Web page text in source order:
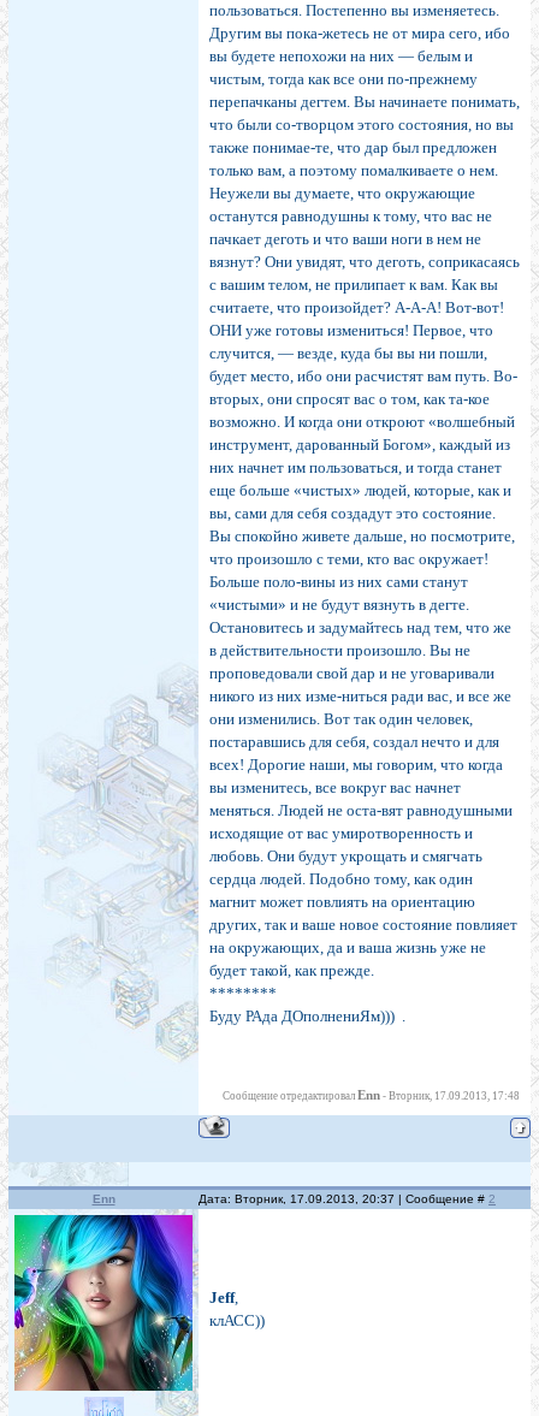
пользоваться. Постепенно вы изменяетесь.
Другим вы пока-жетесь не от мира сего, ибо
вы будете непохожи на них — белым и
чистым, тогда как все они по-прежнему
перепачканы дегтем. Вы начинаете понимать,
что были со-творцом этого состояния, но вы
также понимае-те, что дар был предложен
только вам, а поэтому помалкиваете о нем.
Неужели вы думаете, что окружающие
останутся равнодушны к тому, что вас не
пачкает деготь и что ваши ноги в нем не
вязнут? Они увидят, что деготь, соприкасаясь
с вашим телом, не прилипает к вам. Как вы
считаете, что произойдет? А-А-А! Вот-вот!
ОНИ уже готовы измениться! Первое, что
случится, — везде, куда бы вы ни пошли,
будет место, ибо они расчистят вам путь. Во-
вторых, они спросят вас о том, как та-кое
возможно. И когда они откроют «волшебный
инструмент, дарованный Богом», каждый из
них начнет им пользоваться, и тогда станет
еще больше «чистых» людей, которые, как и
вы, сами для себя создадут это состояние.
Вы спокойно живете дальше, но посмотрите,
что произошло с теми, кто вас окружает!
Больше поло-вины из них сами станут
«чистыми» и не будут вязнуть в дегте.
Остановитесь и задумайтесь над тем, что же
в действительности произошло. Вы не
проповедовали свой дар и не уговаривали
никого из них изме-ниться ради вас, и все же
они изменились. Вот так один человек,
постаравшись для себя, создал нечто и для
всех! Дорогие наши, мы говорим, что когда
вы изменитесь, все вокруг вас начнет
меняться. Людей не оста-вят равнодушными
исходящие от вас умиротворенность и
любовь. Они будут укрощать и смягчать
сердца людей. Подобно тому, как один
магнит может повлиять на ориентацию
других, так и ваше новое состояние повлияет
на окружающих, да и ваша жизнь уже не
будет такой, как прежде.
********
Буду РАда ДОполнениЯм))) .
Сообщение отредактировал Enn - Вторник, 17.09.2013, 17:48
Enn Дата: Вторник, 17.09.2013, 20:37 | Сообщение # 2
Jeff,
клАСС))